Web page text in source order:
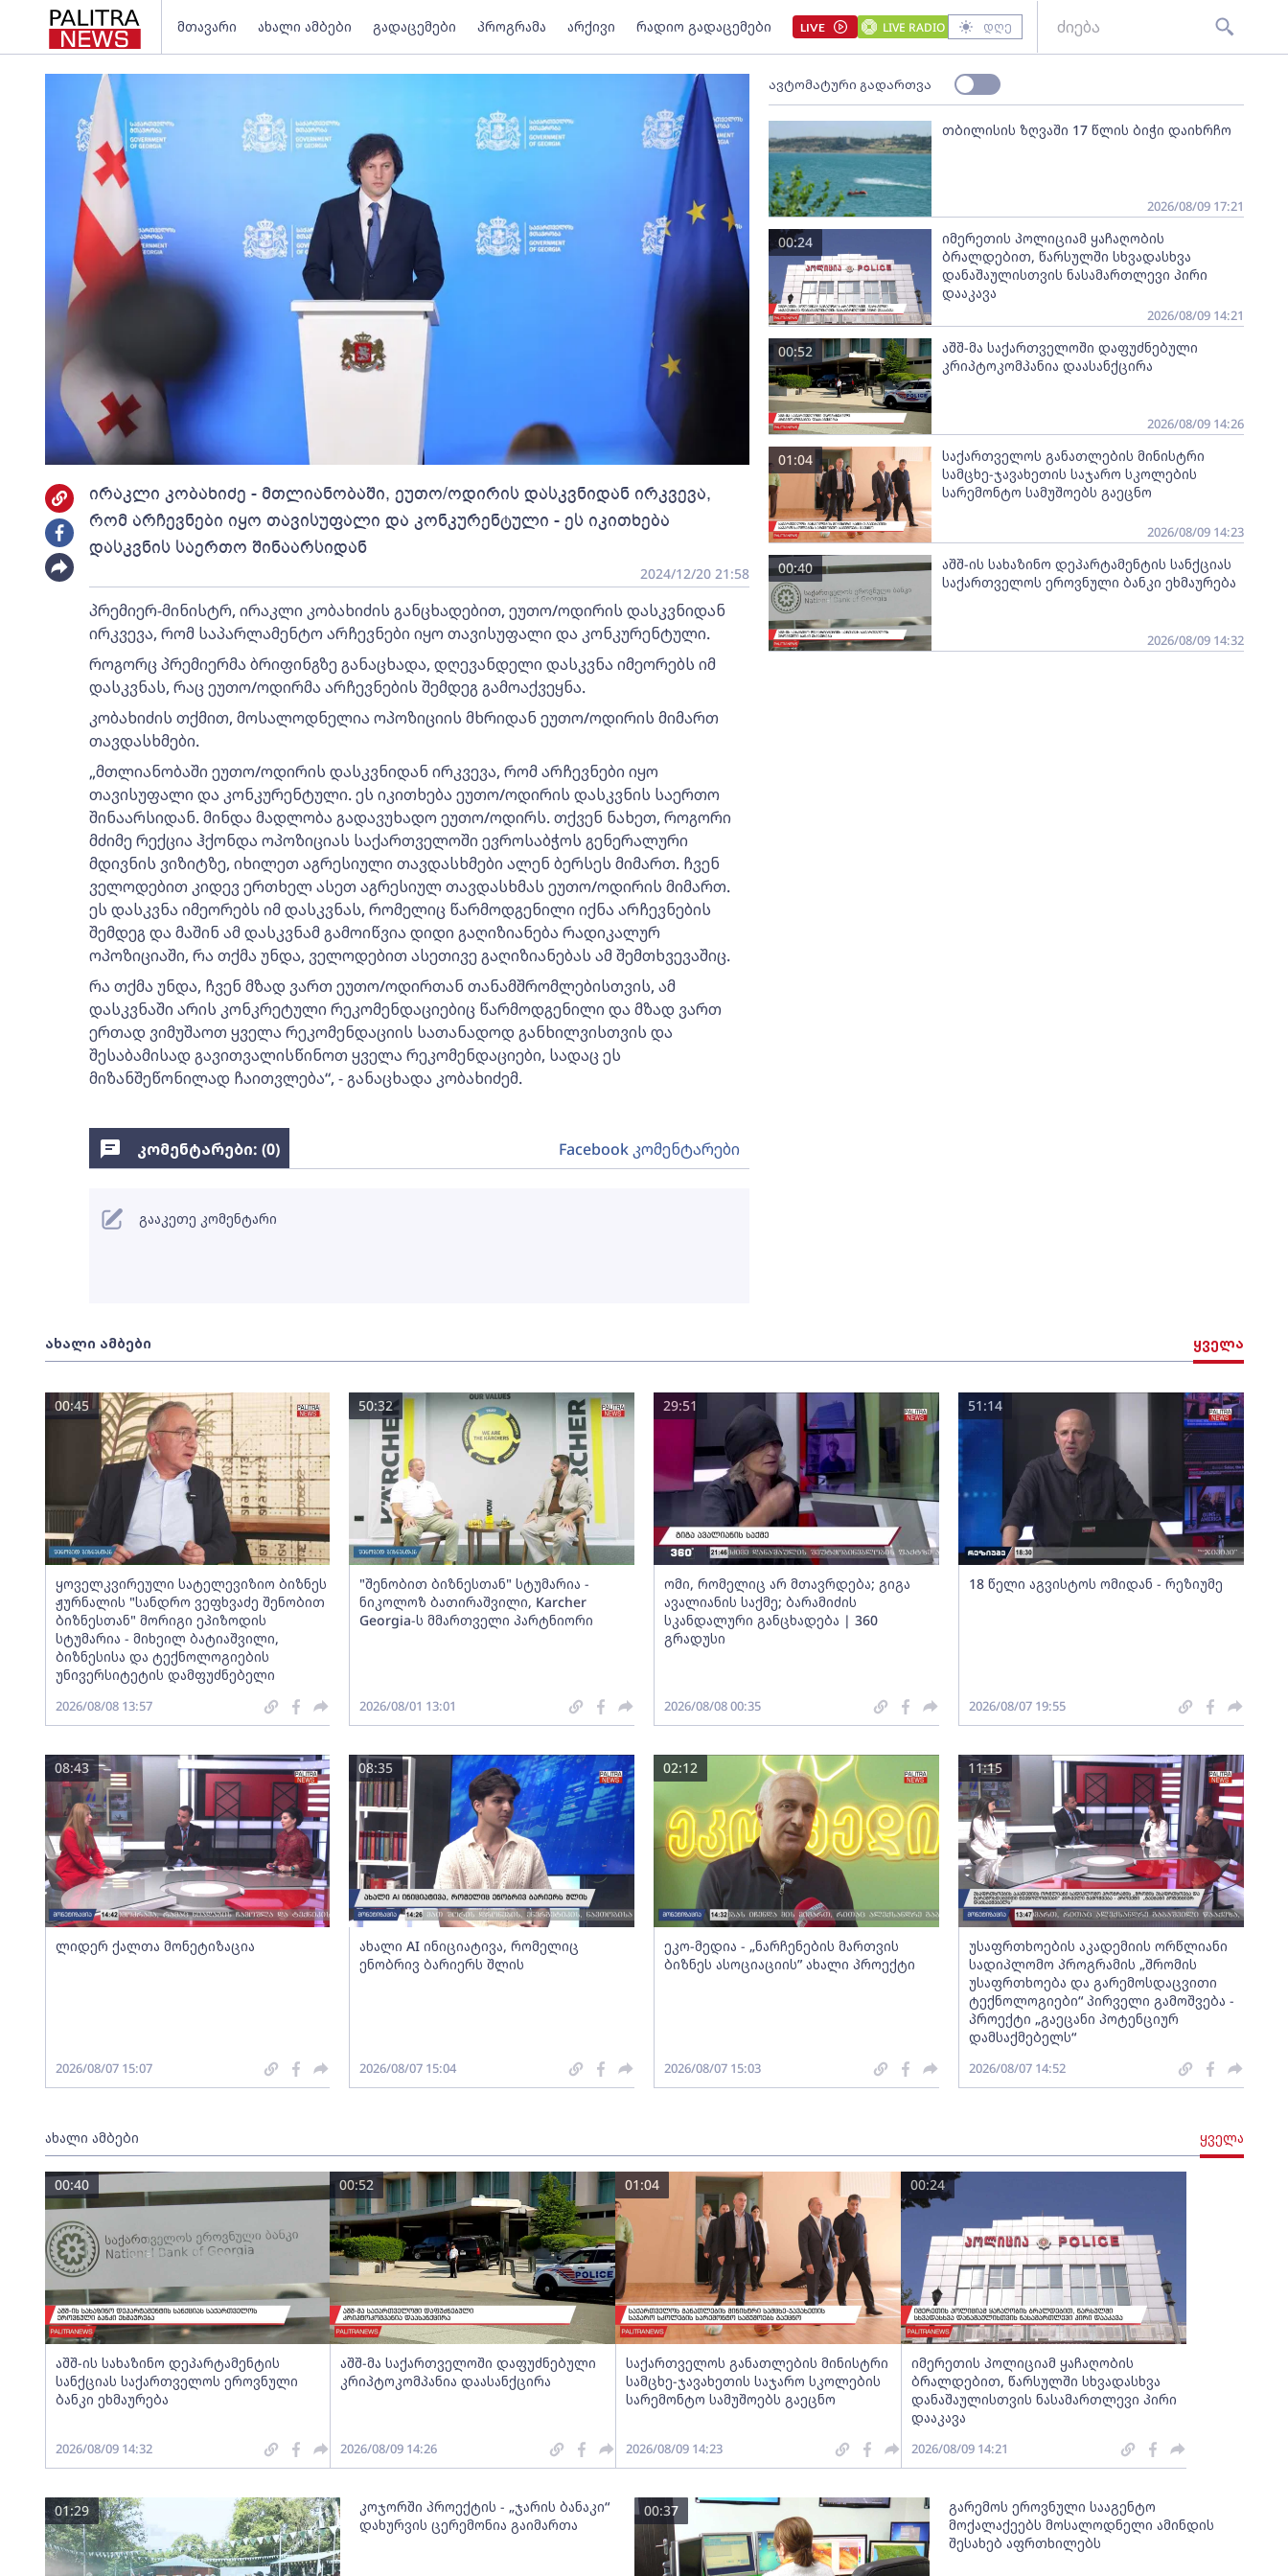
მთავარი ახალი ამბები გადაცემები პროგრამა არქივი რადიო გადაცემები LIVE LIVE RADIO დღე
ირაკლი კობახიძე - მთლიანობაში, ეუთო/ოდირის დასკვნიდან ირკვევა,
რომ არჩევნები იყო თავისუფალი და კონკურენტული - ეს იკითხება
დასკვნის საერთო შინაარსიდან
2024/12/20 21:58
პრემიერ-მინისტრ, ირაკლი კობახიძის განცხადებით, ეუთო/ოდირის დასკვნიდან
ირკვევა, რომ საპარლამენტო არჩევნები იყო თავისუფალი და კონკურენტული.
როგორც პრემიერმა ბრიფინგზე განაცხადა, დღევანდელი დასკვნა იმეორებს იმ
დასკვნას, რაც ეუთო/ოდირმა არჩევნების შემდეგ გამოაქვეყნა.
კობახიძის თქმით, მოსალოდნელია ოპოზიციის მხრიდან ეუთო/ოდირის მიმართ
თავდასხმები.
„მთლიანობაში ეუთო/ოდირის დასკვნიდან ირკვევა, რომ არჩევნები იყო
თავისუფალი და კონკურენტული. ეს იკითხება ეუთო/ოდირის დასკვნის საერთო
შინაარსიდან. მინდა მადლობა გადავუხადო ეუთო/ოდირს. თქვენ ნახეთ, როგორი
მძიმე რექცია ჰქონდა ოპოზიციას საქართველოში ევროსაბჭოს გენერალური
მდივნის ვიზიტზე, იხილეთ აგრესიული თავდასხმები ალენ ბერსეს მიმართ. ჩვენ
ველოდებით კიდევ ერთხელ ასეთ აგრესიულ თავდასხმას ეუთო/ოდირის მიმართ.
ეს დასკვნა იმეორებს იმ დასკვნას, რომელიც წარმოდგენილი იქნა არჩევნების
შემდეგ და მაშინ ამ დასკვნამ გამოიწვია დიდი გაღიზიანება რადიკალურ
ოპოზიციაში, რა თქმა უნდა, ველოდებით ასეთივე გაღიზიანებას ამ შემთხვევაშიც.
რა თქმა უნდა, ჩვენ მზად ვართ ეუთო/ოდირთან თანამშრომლებისთვის, ამ
დასკვნაში არის კონკრეტული რეკომენდაციებიც წარმოდგენილი და მზად ვართ
ერთად ვიმუშაოთ ყველა რეკომენდაციის სათანადოდ განხილვისთვის და
შესაბამისად გავითვალისწინოთ ყველა რეკომენდაციები, სადაც ეს
მიზანშეწონილად ჩაითვლება“, - განაცხადა კობახიძემ.
ავტომატური გადართვა
თბილისის ზღვაში 17 წლის ბიჭი დაიხრჩო
2026/08/09 17:21
იმერეთის პოლიციამ ყაჩაღობის
ბრალდებით, წარსულში სხვადასხვა
დანაშაულისთვის ნასამართლევი პირი
დააკავა
00:24
2026/08/09 14:21
აშშ-მა საქართველოში დაფუძნებული
კრიპტოკომპანია დაასანქცირა
00:52
2026/08/09 14:26
საქართველოს განათლების მინისტრი
სამცხე-ჯავახეთის საჯარო სკოლების
სარემონტო სამუშოებს გაეცნო
01:04
2026/08/09 14:23
აშშ-ის სახაზინო დეპარტამენტის სანქციას
საქართველოს ეროვნული ბანკი ეხმაურება
00:40
2026/08/09 14:32
ახალი ამბები ყველა
ყოველკვირეული სატელევიზიო ბიზნეს
ჟურნალის "სანდრო ვეფხვაძე შენობით
ბიზნესთან" მორიგი ეპიზოდის
სტუმარია - მიხეილ ბატიაშვილი,
ბიზნესისა და ტექნოლოგიების
უნივერსიტეტის დამფუძნებელი
00:45
2026/08/08 13:57
"შენობით ბიზნესთან" სტუმარია -
ნიკოლოზ ბათირაშვილი, Karcher
Georgia-ს მმართველი პარტნიორი
50:32
2026/08/01 13:01
ომი, რომელიც არ მთავრდება; გიგა
ავალიანის საქმე; ბარამიძის
სკანდალური განცხადება | 360
გრადუსი
29:51
2026/08/08 00:35
18 წელი აგვისტოს ომიდან - რეზიუმე
51:14
2026/08/07 19:55
ლიდერ ქალთა მონეტიზაცია
08:43
2026/08/07 15:07
ახალი AI ინიციატივა, რომელიც
ენობრივ ბარიერს შლის
08:35
2026/08/07 15:04
ეკო-მედია - „ნარჩენების მართვის
ბიზნეს ასოციაციის” ახალი პროექტი
02:12
2026/08/07 15:03
უსაფრთხოების აკადემიის ორწლიანი
სადიპლომო პროგრამის „შრომის
უსაფრთხოება და გარემოსდაცვითი
ტექნოლოგიები“ პირველი გამოშვება -
პროექტი „გაეცანი პოტენციურ
დამსაქმებელს“
11:15
2026/08/07 14:52
ახალი ამბები ყველა
აშშ-ის სახაზინო დეპარტამენტის
სანქციას საქართველოს ეროვნული
ბანკი ეხმაურება
00:40
2026/08/09 14:32
აშშ-მა საქართველოში დაფუძნებული
კრიპტოკომპანია დაასანქცირა
00:52
2026/08/09 14:26
საქართველოს განათლების მინისტრი
სამცხე-ჯავახეთის საჯარო სკოლების
სარემონტო სამუშოებს გაეცნო
01:04
2026/08/09 14:23
იმერეთის პოლიციამ ყაჩაღობის
ბრალდებით, წარსულში სხვადასხვა
დანაშაულისთვის ნასამართლევი პირი
დააკავა
00:24
2026/08/09 14:21
კოჯორში პროექტის - „ჯარის ბანაკი“
დახურვის ცერემონია გაიმართა
01:29
გარემოს ეროვნული სააგენტო
მოქალაქეებს მოსალოდნელი ამინდის
შესახებ აფრთხილებს
00:37
კომენტარები: (0) Facebook კომენტარები
გააკეთე კომენტარი